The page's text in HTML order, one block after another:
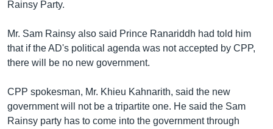
សម្ព័ន្ធ​
និង​
ចូល​
ទៅ​
ទំព័រ​
ស្វែង​
រក
Khmer English
បណ្តាញ​សង្គម
ភាសា
Rainsy Party.
Mr. Sam Rainsy also said Prince Ranariddh had told him
that if the AD's political agenda was not accepted by CPP,
there will be no new government.
CPP spokesman, Mr. Khieu Kahnarith, said the new
government will not be a tripartite one. He said the Sam
Rainsy party has to come into the government through